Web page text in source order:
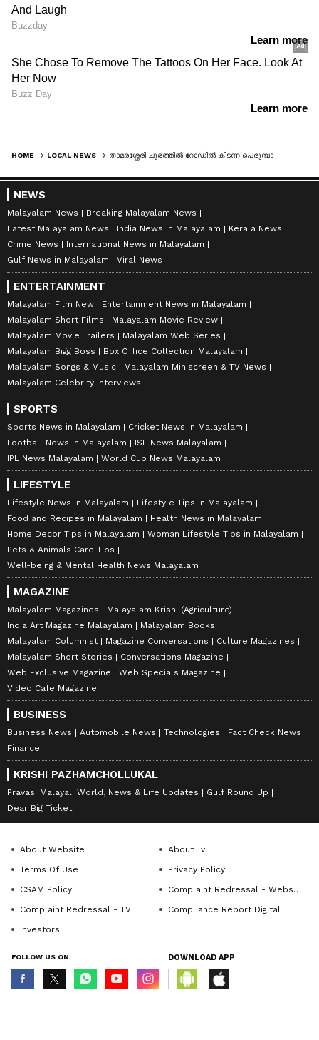
HOME LOCAL NEWS
NEWS
Malayalam News
Breaking Malayalam News
Latest Malayalam News
India News in Malayalam
Kerala News
Crime News
International News in Malayalam
Gulf News in Malayalam
Viral News
ENTERTAINMENT
Malayalam Film New
Entertainment News in Malayalam
Malayalam Short Films
Malayalam Movie Review
Malayalam Movie Trailers
Malayalam Web Series
Malayalam Bigg Boss
Box Office Collection Malayalam
Malayalam Songs & Music
Malayalam Miniscreen & TV News
Malayalam Celebrity Interviews
SPORTS
Sports News in Malayalam
Cricket News in Malayalam
Football News in Malayalam
ISL News Malayalam
IPL News Malayalam
World Cup News Malayalam
LIFESTYLE
Lifestyle News in Malayalam
Lifestyle Tips in Malayalam
Food and Recipes in Malayalam
Health News in Malayalam
Home Decor Tips in Malayalam
Woman Lifestyle Tips in Malayalam
Pets & Animals Care Tips
Well-being & Mental Health News Malayalam
MAGAZINE
Malayalam Magazines
Malayalam Krishi (Agriculture)
India Art Magazine Malayalam
Malayalam Books
Malayalam Columnist
Magazine Conversations
Culture Magazines
Malayalam Short Stories
Conversations Magazine
Web Exclusive Magazine
Web Specials Magazine
Video Cafe Magazine
BUSINESS
Business News Automobile News Technologies
Fact Check News
Finance
KRISHI PAZHAMCHOLLUKAL
Pravasi Malayali World, News & Life Updates
Gulf Round Up
Dear Big Ticket
About Website
About Tv
Terms Of Use
Privacy Policy
CSAM Policy
Complaint Redressal - Website
Complaint Redressal - TV
Compliance Report Digital
Investors
FOLLOW US ON DOWNLOAD APP